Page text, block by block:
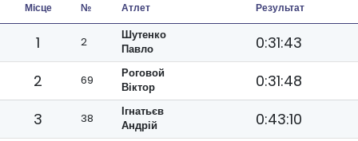
Місце № Атлет Результат
1 2
Шутенко
Павло
0:31:43
2
69
Роговой
Віктор
0:31:48
3
38
Ігнатьєв
Андрій
0:43:10